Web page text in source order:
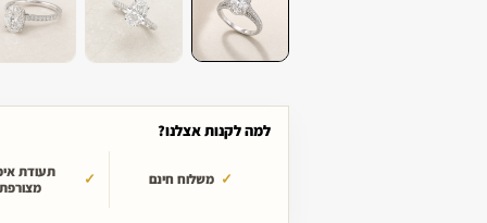
למה לקנות אצלנו?
משלוח חינם
תעודת